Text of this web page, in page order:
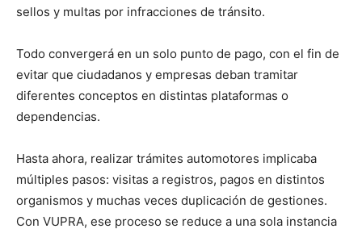
sellos y multas por infracciones de tránsito.
Todo convergerá en un solo punto de pago, con el fin de
evitar que ciudadanos y empresas deban tramitar
diferentes conceptos en distintas plataformas o
dependencias.
Hasta ahora, realizar trámites automotores implicaba
múltiples pasos: visitas a registros, pagos en distintos
organismos y muchas veces duplicación de gestiones.
Con VUPRA, ese proceso se reduce a una sola instancia